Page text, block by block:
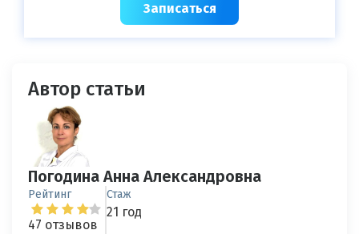
Записаться
Автор статьи
Погодина Анна Александровна
Рейтинг
47 отзывов
Стаж
21 год